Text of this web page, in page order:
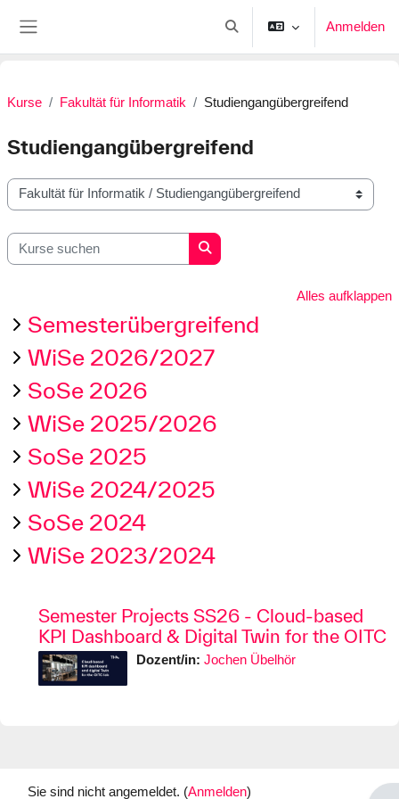
Sucheingabe umschalten
Anmelden
Kurse Fakultät für Informatik Studiengangübergreifend
Studiengangübergreifend
Kursbereiche
Kurse suchen
Kurse suchen
Alles aufklappen
Semesterübergreifend
WiSe 2026/2027
SoSe 2026
WiSe 2025/2026
SoSe 2025
WiSe 2024/2025
SoSe 2024
WiSe 2023/2024
Semester Projects SS26 - Cloud-based
KPI Dashboard & Digital Twin for the OITC
Dozent/in: Jochen Übelhör
Sie sind nicht angemeldet. (Anmelden)